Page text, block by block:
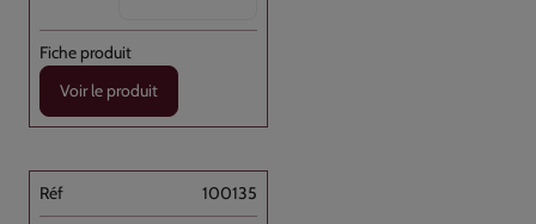
Voir le produit
100135